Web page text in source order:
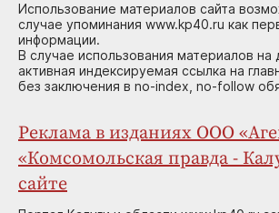
Использование материалов сайта
случае упоминания www.kp40.ru как
информации.
В случае использования материалов на
активная индексируемая ссылка на
без заключения в no-index, no-follow
Реклама в изданиях ООО
«Комсомольская правда -
сайте